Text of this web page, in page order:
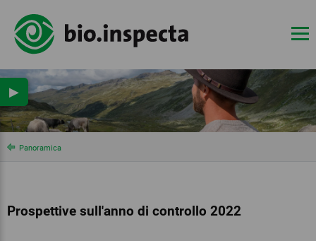
Panoramica
Prospettive sull'anno di controllo 2022‎
▶